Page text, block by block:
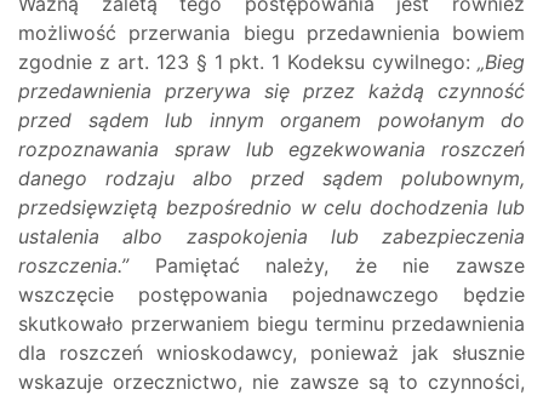
możliwość przerwania biegu przedawnienia bowiem
zgodnie z art. 123 § 1 pkt. 1 Kodeksu cywilnego: „Bieg
przedawnienia przerywa się przez każdą czynność
przed sądem lub innym organem powołanym do
rozpoznawania spraw lub egzekwowania roszczeń
danego rodzaju albo przed sądem polubownym,
przedsięwziętą bezpośrednio w celu dochodzenia lub
ustalenia albo zaspokojenia lub zabezpieczenia
roszczenia.”Pamiętać należy, że nie zawsze
wszczęcie postępowania pojednawczego będzie
skutkowało przerwaniem biegu terminu przedawnienia
dla roszczeń wnioskodawcy, ponieważ jak słusznie
wskazuje orzecznictwo, nie zawsze są to czynności,